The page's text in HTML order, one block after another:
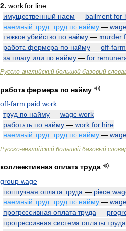
2. work for line
имущественный наем — bailment for
наемный труд; труд по найму — wage
тяжкое убийство по найму — murder
работа фермера по найму — off-farm
за плату или по найму — for
Русско-английский большой базовый
работа фермера по найму
off-farm paid work
труд по найму — wage work
работать по найму — work for hire
наемный труд; труд по найму — wage
Русско-английский большой базовый
коллеективная оплата труда
group wage
поштучная оплата труда — piece
наемный труд; труд по найму — wage
прогрессивная оплата труда —
прогрессивная система оплаты труда